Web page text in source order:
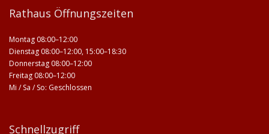
Rathaus Öffnungszeiten
Montag 08:00–12:00
Dienstag 08:00–12:00, 15:00–18:30
Donnerstag 08:00–12:00
Freitag 08:00–12:00
Mi / Sa / So: Geschlossen
Schnellzugriff